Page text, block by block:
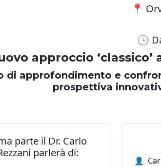
📍
🕓
approccio
di approfondimento e
prospettiva
parte il Dr. Carlo
parlerà di:
👤